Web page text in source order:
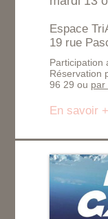
Espace
19 rue
Participation
Réservation
96 29 ou par
En savoir +